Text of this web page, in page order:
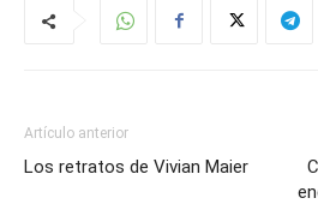
Artículo anterior
Los retratos de Vivian Maier